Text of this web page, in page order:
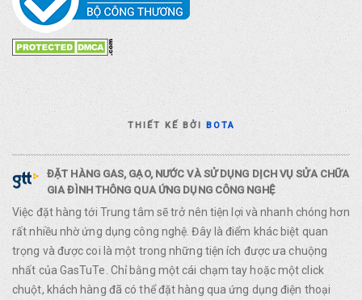
THIẾT KẾ BỞIBOTA
ĐẶT HÀNG GAS, GẠO, NƯỚC VÀ SỬ DỤNG DỊCH VỤ SỬA CHỮA
GIA ĐÌNH THÔNG QUA ỨNG DỤNG CÔNG NGHỆ
Việc đặt hàng tới Trung tâm sẽ trở nên tiện lợi và nhanh chóng hơn
rất nhiều nhờ ứng dụng công nghệ. Đây là điểm khác biệt quan
trọng và được coi là một trong những tiện ích được ưa chuộng
nhất của GasTuTe. Chỉ bằng một cái chạm tay hoặc một click
chuột, khách hàng đã có thể đặt hàng qua ứng dụng điện thoại